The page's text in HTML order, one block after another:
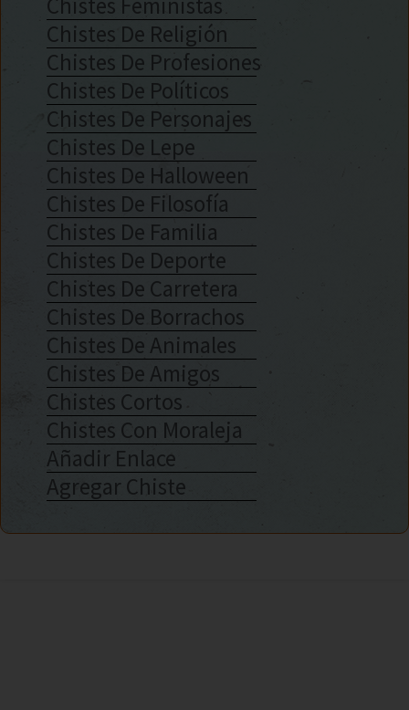
Chistes De Religión
Chistes De Profesiones
Chistes De Políticos
Chistes De Personajes
Chistes De Lepe
Chistes De Halloween
Chistes De Filosofía
Chistes De Familia
Chistes De Deporte
Chistes De Carretera
Chistes De Borrachos
Chistes De Animales
Chistes De Amigos
Chistes Cortos
Chistes Con Moraleja
Añadir Enlace
Agregar Chiste